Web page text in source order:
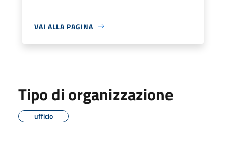
VAI ALLA PAGINA
Tipo di organizzazione
ufficio